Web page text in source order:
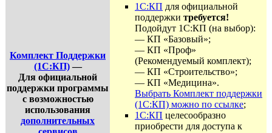
Комплект Поддержки
(1С:КП)—
Для официальной
поддержки программы
с возможностью
использования
дополнительных
1С:КП для официальной
поддержки требуется!
Подойдут 1С:КП (на выбор):
— КП «Базовый»;
— КП «Проф»
(Рекомендуемый комплект);
— КП «Строительство»;
— КП «Медицина».
Выбрать Комплект поддержки
(1С:КП) можно по ссылке;
1С:КП целесообразно
приобрести для доступа к